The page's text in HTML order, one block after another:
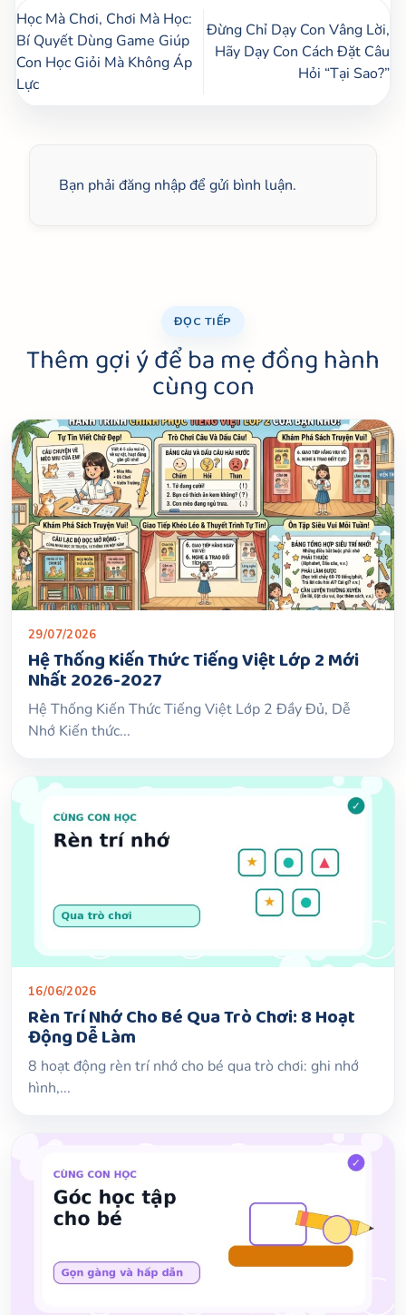
Học Mà Chơi, Chơi Mà Học:
Bí Quyết Dùng Game Giúp
Con Học Giỏi Mà Không Áp
Lực
Đừng Chỉ Dạy Con Vâng Lời,
Hãy Dạy Con Cách Đặt Câu
Hỏi “Tại Sao?”
Bạn phải đăng nhậpđể gửi bình luận.
ĐỌC TIẾP
Thêm gợi ý để ba mẹ đồng hành
cùng con
29/07/2026
Hệ Thống Kiến Thức Tiếng Việt Lớp 2 Mới
Nhất 2026-2027
Hệ Thống Kiến Thức Tiếng Việt Lớp 2 Đầy Đủ, Dễ
Nhớ Kiến thức...
16/06/2026
Rèn Trí Nhớ Cho Bé Qua Trò Chơi: 8 Hoạt
Động Dễ Làm
8 hoạt động rèn trí nhớ cho bé qua trò chơi: ghi nhớ
hình,...